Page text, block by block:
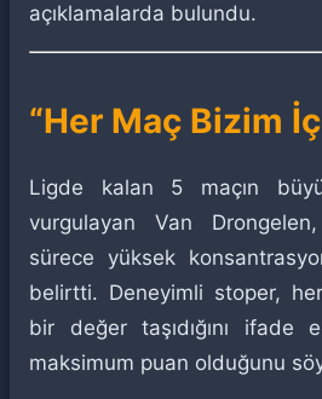
açıklamalarda bulundu.
“Her Maç Bizim
Ligde kalan 5 maçın
vurgulayan Van
sürece yüksek
belirtti. Deneyimli stoper, her
bir değer taşıdığını ifade
maksimum puan olduğunu